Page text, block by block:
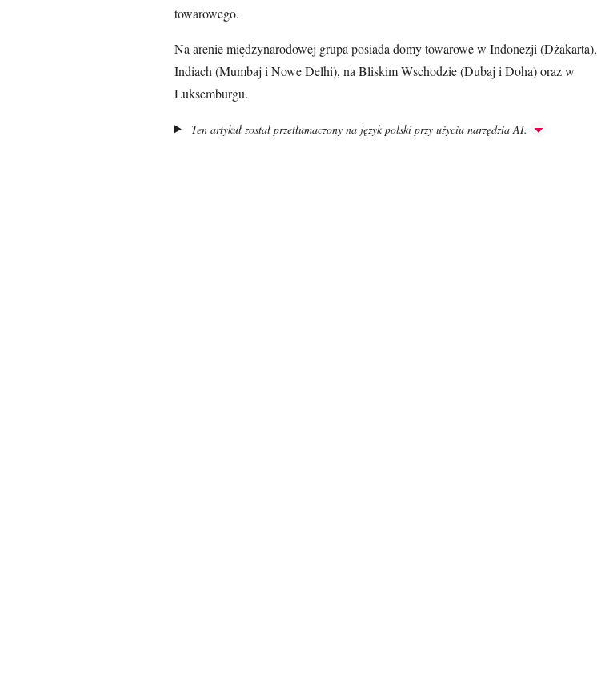
towarowego.
Na arenie międzynarodowej grupa posiada domy towarowe w Indonezji (Dżakarta),
Indiach (Mumbaj i Nowe Delhi), na Bliskim Wschodzie (Dubaj i Doha) oraz w
Luksemburgu.
Ten artykuł został przetłumaczony na język polski przy użyciu narzędzia AI.